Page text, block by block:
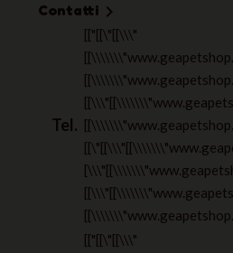
Contatti 
Tel.
[["[[\"[[\\\"
[["[[\"[[\\\"